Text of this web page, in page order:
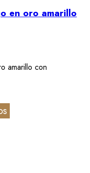
en oro amarillo
amarillo con